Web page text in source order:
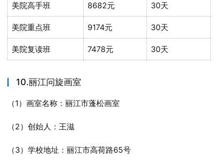
美院高手班 8682元 30天
美院重点班 9174元 30天
美院复读班 7478元 30天
10.丽江问旋画室
（1）画室名称：丽江市蓬松画室
（2）创始人：王滋
（3）学校地址：丽江市高荷路65号